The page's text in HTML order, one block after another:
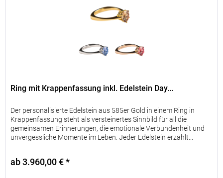
Ring mit Krappenfassung inkl. Edelstein Day...
Der personalisierte Edelstein aus 585er Gold in einem Ring in
Krappenfassung steht als versteinertes Sinnbild für all die
gemeinsamen Erinnerungen, die emotionale Verbundenheit und
unvergessliche Momente im Leben. Jeder Edelstein erzählt...
ab 3.960,00 € *